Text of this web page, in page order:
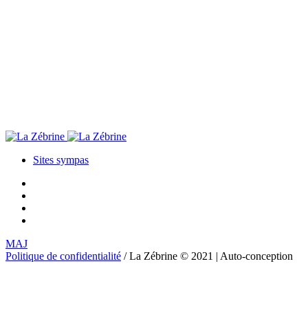
Sites sympas
MAJ
Politique de confidentialité / La Zébrine © 2021 | Auto-conception